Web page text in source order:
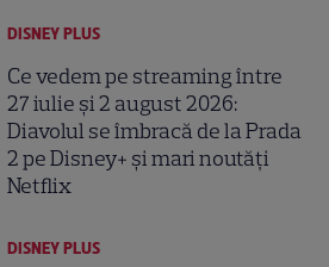
DISNEY PLUS
Ce vedem pe streaming între
27 iulie și 2 august 2026:
Diavolul se îmbracă de la Prada
2 pe Disney+ și mari noutăți
Netflix
DISNEY PLUS